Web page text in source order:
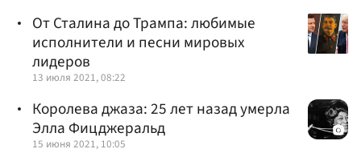
От Сталина до Трампа: любимые
исполнители и песни мировых
лидеров
13 июля 2021, 08:22
Королева джаза: 25 лет назад умерла
Элла Фицджеральд
15 июня 2021, 10:05